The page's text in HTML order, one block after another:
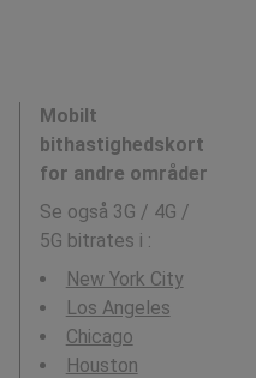
Mobilt
bithastighedskort
for andre områder
Se også 3G / 4G /
5G bitrates i :
New York City
Los Angeles
Chicago
Houston